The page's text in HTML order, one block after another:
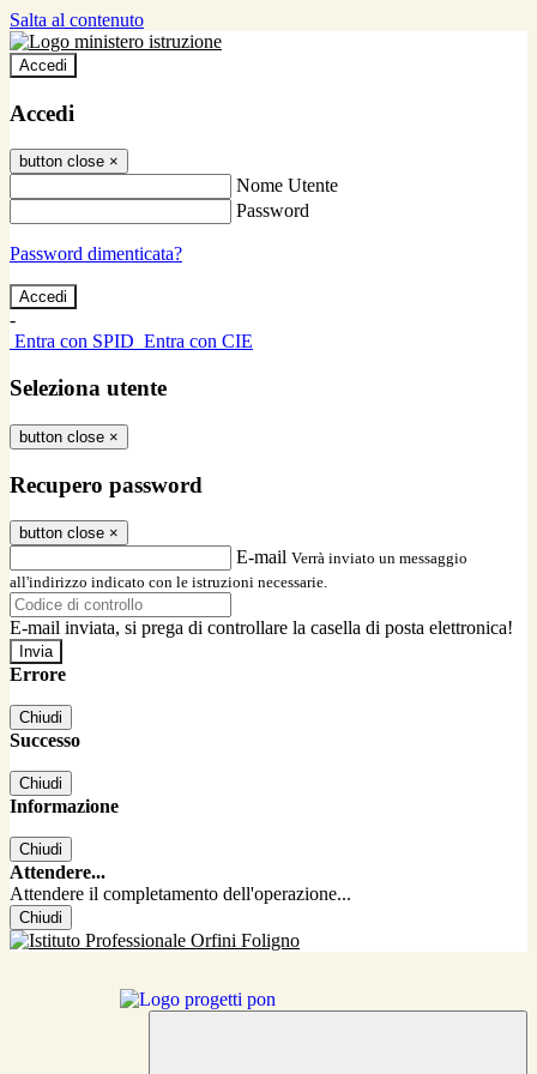
Salta al contenuto
Accedi
Accedi
button close ×
Nome Utente
Password
Password dimenticata?
-
Entra con SPID Entra con CIE
Seleziona utente
button close ×
Recupero password
button close ×
E-mail Verrà inviato un messaggio
all'indirizzo indicato con le istruzioni necessarie.
E-mail inviata, si prega di controllare la casella di posta elettronica!
Errore
Chiudi
Successo
Chiudi
Informazione
Chiudi
Attendere...
Attendere il completamento dell'operazione...
Chiudi